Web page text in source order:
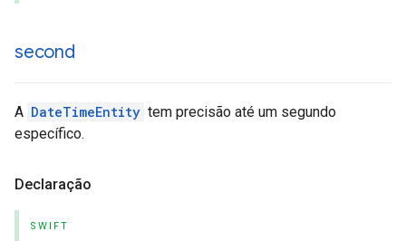
second
A DateTimeEntity tem precisão até um segundo
específico.
Declaração
SWIFT